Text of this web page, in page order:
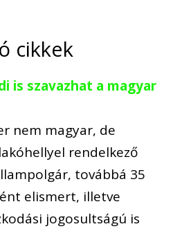
cikkek
is szavazhat a magyar
nem magyar, de
rendelkező
továbbá 35
elismert, illetve
jogosultságú is